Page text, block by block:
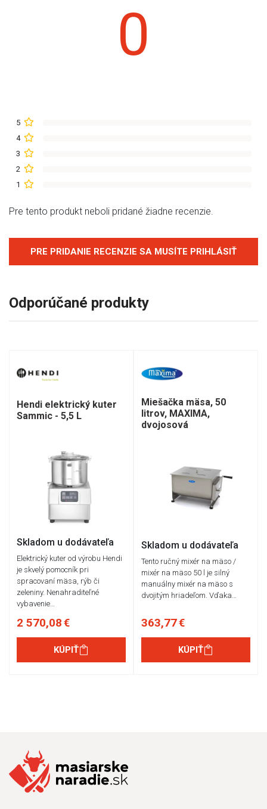
0
5
4
3
2
1
Pre tento produkt neboli pridané žiadne recenzie.
PRE PRIDANIE RECENZIE SA MUSÍTE PRIHLÁSIŤ
Odporúčané produkty
Hendi elektrický kuter
Sammic - 5,5 L
Skladom u dodávateľa
Elektrický kuter od výrobu Hendi
je skvelý pomocník pri
spracovaní mäsa, rýb či
zeleniny. Nenahraditeľné
vybavenie…
2 570,08 €
KÚPIŤ
Miešačka mäsa, 50
litrov, MAXIMA,
dvojosová
Skladom u dodávateľa
Tento ručný mixér na mäso /
mixér na mäso 50 l je silný
manuálny mixér na mäso s
dvojitým hriadeľom. Vďaka…
363,77 €
KÚPIŤ